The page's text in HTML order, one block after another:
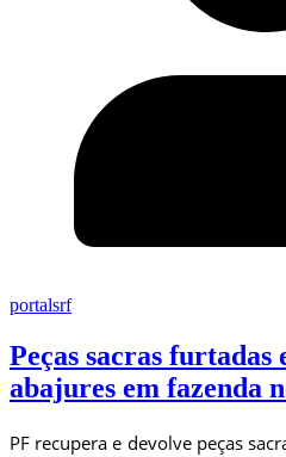
portalsrf
Peças sacras furtadas
abajures em fazenda
PF recupera e devolve peças